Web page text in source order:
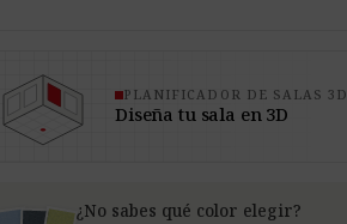
PLANIFICADOR DE SALAS 3D
Diseña tu sala en 3D
¿No sabes qué color elegir?